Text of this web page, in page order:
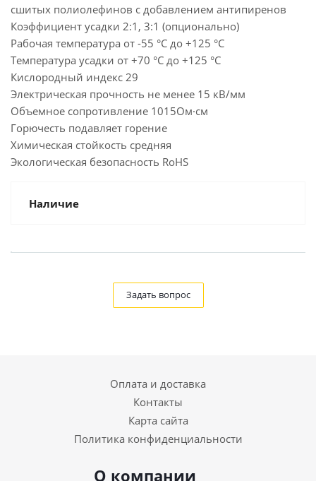
сшитых полиолефинов с добавлением антипиренов
Коэффициент усадки 2:1, 3:1 (опционально)
Рабочая температура от -55 °C до +125 °C
Температура усадки от +70 °С до +125 °С
Кислородный индекс 29
Электрическая прочность не менее 15 кВ/мм
Объемное сопротивление 1015Ом·см
Горючесть подавляет горение
Химическая стойкость средняя
Экологическая безопасность RoHS
Наличие
Задать вопрос
Оплата и доставка
Контакты
Карта сайта
Политика конфиденциальности
О компании